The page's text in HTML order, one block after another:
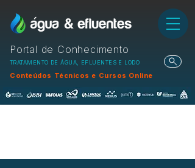
Portal de Conhecimento
TRATAMENTO DE ÁGUA, EFLUENTES E LODO
Conteúdos Técnicos e Cursos Online